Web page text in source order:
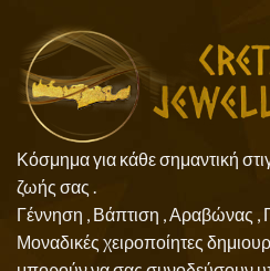
Κόσμημα για κάθε σημαντική
ζωής σας .
Γέννηση , Βάπτιση , Αραβώνας ,
Μοναδικές χειροποίητες